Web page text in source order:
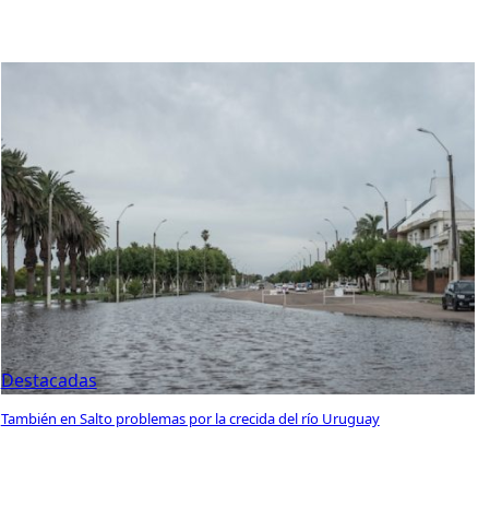
Destacadas
También en Salto problemas por la crecida del río Uruguay